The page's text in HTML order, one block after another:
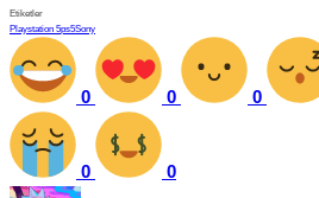
Etiketler
Playstation 5ps5Sony
0 0 0
0 0